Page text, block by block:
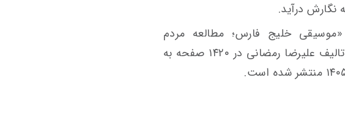
نگارش درآید.
خلیج فارس؛ مطالعه مردم
شناختی آوای مادرانه در استان بوشهر» تالیف علیرضا رمضانی در ۱۴۲۰ صفحه به